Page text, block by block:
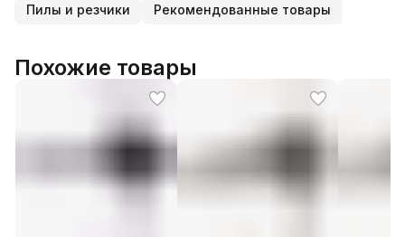
Пилы и резчики Рекомендованные товары
Похожие товары